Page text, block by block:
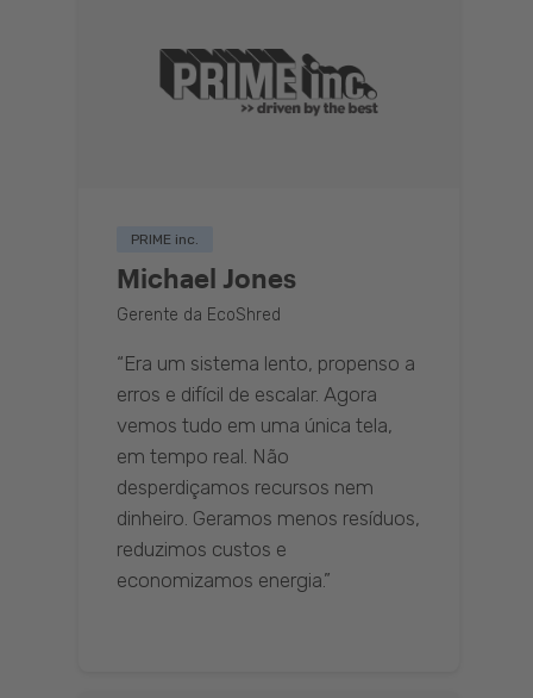
PRIME inc.
Michael Jones
Gerente da EcoShred
“Era um sistema lento, propenso a
erros e difícil de escalar. Agora
vemos tudo em uma única tela,
em tempo real. Não
desperdiçamos recursos nem
dinheiro. Geramos menos resíduos,
reduzimos custos e
economizamos energia.”